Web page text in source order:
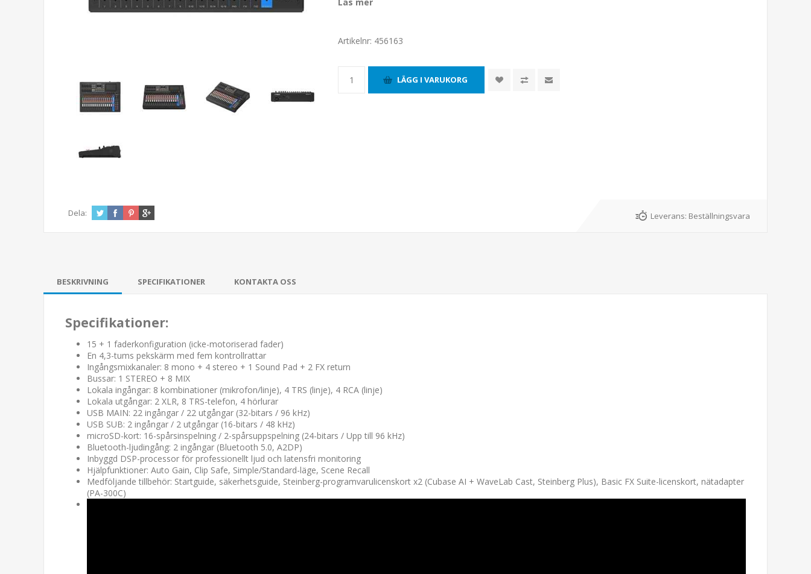
Artikelnr: 456163
Dela: Leverans: Beställningsvara
BESKRIVNING SPECIFIKATIONER KONTAKTA OSS
Specifikationer:
15 + 1 faderkonfiguration (icke-motoriserad fader)
En 4,3-tums pekskärm med fem kontrollrattar
Ingångsmixkanaler: 8 mono + 4 stereo + 1 Sound Pad + 2 FX return
Bussar: 1 STEREO + 8 MIX
Lokala ingångar: 8 kombinationer (mikrofon/linje), 4 TRS (linje), 4 RCA (linje)
Lokala utgångar: 2 XLR, 8 TRS-telefon, 4 hörlurar
USB MAIN: 22 ingångar / 22 utgångar (32-bitars / 96 kHz)
USB SUB: 2 ingångar / 2 utgångar (16-bitars / 48 kHz)
microSD-kort: 16-spårsinspelning / 2-spårsuppspelning (24-bitars / Upp till 96 kHz)
Bluetooth-ljudingång: 2 ingångar (Bluetooth 5.0, A2DP)
Inbyggd DSP-processor för professionellt ljud och latensfri monitoring
Hjälpfunktioner: Auto Gain, Clip Safe, Simple/Standard-läge, Scene Recall
Medföljande tillbehör: Startguide, säkerhetsguide, Steinberg-programvarulicenskort x2 (Cubase AI + WaveLab Cast, Steinberg Plus), Basic FX Suite-licenskort, nätadapter
(PA-300C)